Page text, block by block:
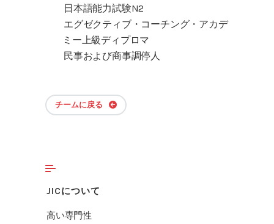
日本語能力試験N2
エグゼクティブ・コーチング・アカデ
ミー上級ディプロマ
民事および商事調停人
チームに戻る
JICについて
高い専門性